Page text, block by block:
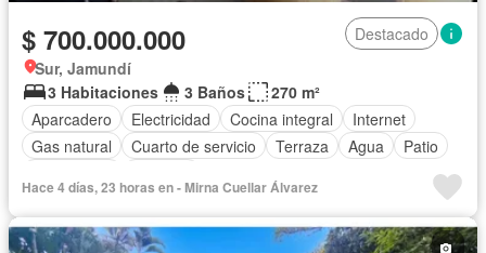
$ 700.000.000
Destacado
Sur, Jamundí
3 Habitaciones
3 Baños
270 m²
Aparcadero
Electricidad Cocina integral
Internet
Gas natural
Cuarto de servicio Terraza Agua
Patio
Acceso para personas con discapacidad
Barbecue
Hace 4 días, 23 horas en - Mirna Cuellar Álvarez